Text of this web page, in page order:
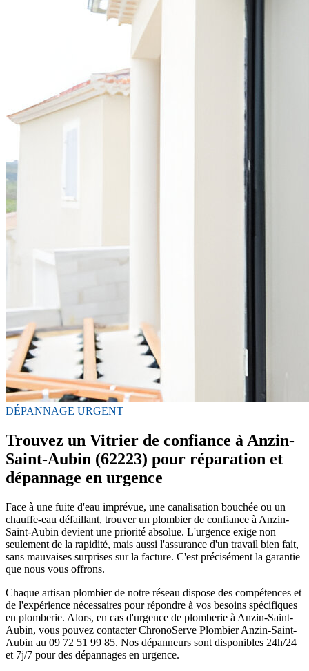
DÉPANNAGE URGENT
Trouvez un Vitrier de confiance à Anzin-
Saint-Aubin (62223) pour réparation et
dépannage en urgence
Face à une fuite d'eau imprévue, une canalisation bouchée ou un
chauffe-eau défaillant, trouver un plombier de confiance à Anzin-
Saint-Aubin devient une priorité absolue. L'urgence exige non
seulement de la rapidité, mais aussi l'assurance d'un travail bien fait,
sans mauvaises surprises sur la facture. C'est précisément la garantie
que nous vous offrons.
Chaque artisan plombier de notre réseau dispose des compétences et
de l'expérience nécessaires pour répondre à vos besoins spécifiques
en plomberie. Alors, en cas d'urgence de plomberie à Anzin-Saint-
Aubin, vous pouvez contacter ChronoServe Plombier Anzin-Saint-
Aubin au 09 72 51 99 85. Nos dépanneurs sont disponibles 24h/24
et 7j/7 pour des dépannages en urgence.